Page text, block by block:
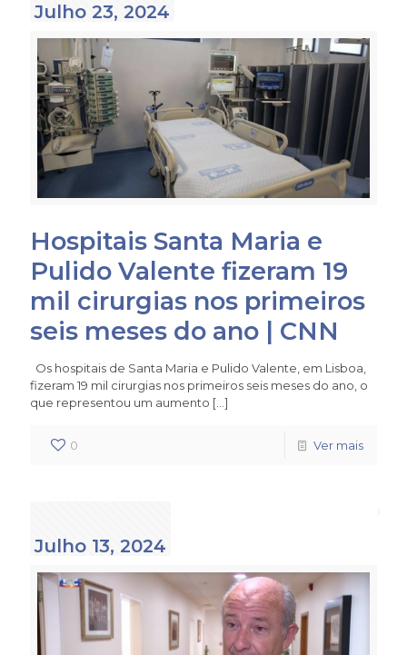
Julho 23, 2024
Hospitais Santa Maria e
Pulido Valente fizeram 19
mil cirurgias nos primeiros
seis meses do ano | CNN
Os hospitais de Santa Maria e Pulido Valente, em Lisboa,
fizeram 19 mil cirurgias nos primeiros seis meses do ano, o
que representou um aumento […]
0 Ver mais
Julho 13, 2024